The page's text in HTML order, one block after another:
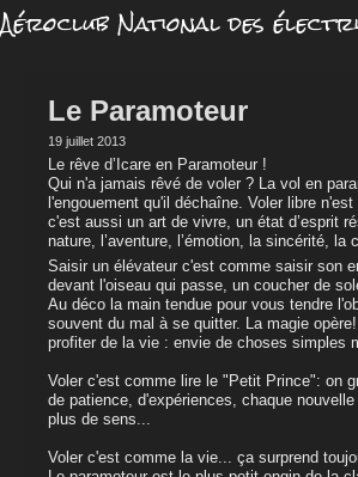
Aéroclub National des
Le Paramoteur
19 juillet 2013
Le rêve d’Icare en Paramoteur !
Qui n'a jamais rêvé de voler ? La vol en
l'engouement qu'il déchaîne. Voler libre
c'est aussi un art de vivre, un état d’esprit
nature, l’aventure, l’émotion, la sincérité,
Saisir un élévateur c'est comme saisir son
devant l'oiseau qui passe, un coucher de
Au déco la main tendue pour vous tendre
souvent du mal à se quitter. La magie
profiter de la vie : envie de choses simples
Voler c'est comme lire le "Petit Prince": on
de patience, d'expériences, chaque
plus de sens...
Voler c'est comme la vie... ça surprend